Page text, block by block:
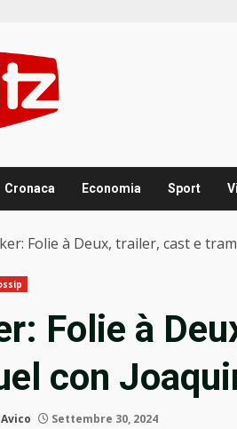
Cronaca Economia Sport
Folie à Deux, trailer, cast e
Folie à
con
Settembre 30, 2024